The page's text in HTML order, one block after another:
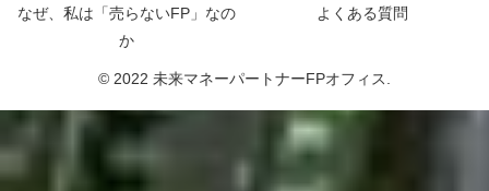
なぜ、私は「売らないFP」なの
か
よくある質問
© 2022 未来マネーパートナーFPオフィス.